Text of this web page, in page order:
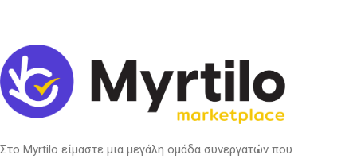
Στο Myrtilo είμαστε μια μεγάλη ομάδα συνεργατών που